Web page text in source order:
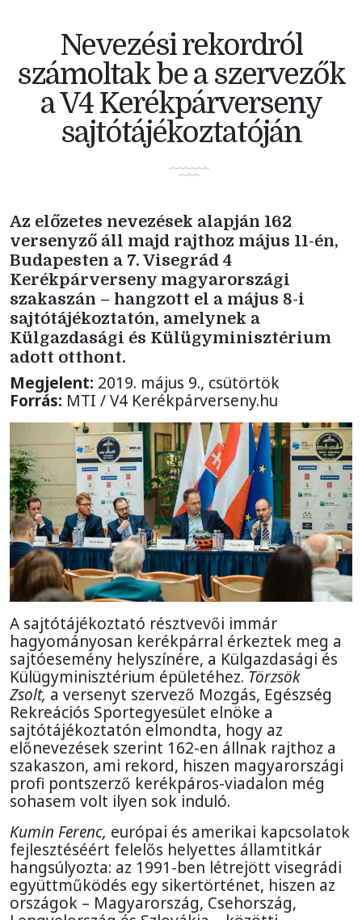
Nevezési rekordról
számoltak be a szervezők
a V4 Kerékpárverseny
sajtótájékoztatóján
Az előzetes nevezések alapján 162
versenyző áll majd rajthoz május 11-én,
Budapesten a 7. Visegrád 4
Kerékpárverseny magyarországi
szakaszán – hangzott el a május 8-i
sajtótájékoztatón, amelynek a
Külgazdasági és Külügyminisztérium
adott otthont.
Megjelent: 2019. május 9., csütörtök
Forrás: MTI / V4 Kerékpárverseny.hu
A sajtótájékoztató résztvevői immár
hagyományosan kerékpárral érkeztek meg a
sajtóesemény helyszínére, a Külgazdasági és
Külügyminisztérium épületéhez. Törzsök
Zsolt, a versenyt szervező Mozgás, Egészség
Rekreációs Sportegyesület elnöke a
sajtótájékoztatón elmondta, hogy az
előnevezések szerint 162-en állnak rajthoz a
szakaszon, ami rekord, hiszen magyarországi
profi pontszerző kerékpáros-viadalon még
sohasem volt ilyen sok induló.
Kumin Ferenc, európai és amerikai kapcsolatok
fejlesztéséért felelős helyettes államtitkár
hangsúlyozta: az 1991-ben létrejött visegrádi
együttműködés egy sikertörténet, hiszen az
országok – Magyarország, Csehország,